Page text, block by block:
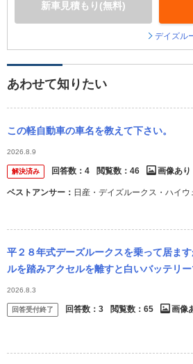
新車見積もり(無料)
デイズル
あわせて知りたい
この軽自動車の車名を教えて下さい。
2026.8.9
解決済み 回答数： 4 閲覧数： 46 画像あり
ベストアンサー： 日産・デイズルークス・ハイウ
平２８年式デーズルークスを乗って居ま
ルを踏みアクセルを離すと白いバッテリ
ですか？教えてください ※carview!から投
ク...
2026.8.3
回答受付終了 回答数： 3 閲覧数： 65 画像